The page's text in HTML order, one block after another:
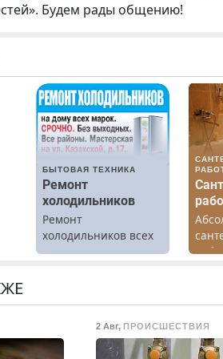
Будем рады общению!
БЫТОВАЯ ТЕХНИКА
Ремонт
холодильников
Ремонт
холодильников всех
марок на дому.
2 Авг, ПРОИСШЕСТВИЯ